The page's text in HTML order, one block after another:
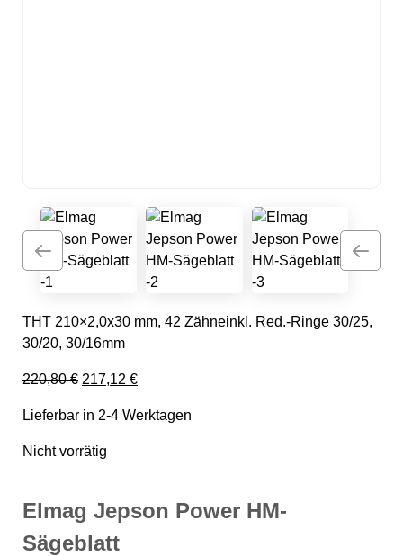
THT 210×2,0x30 mm, 42 Zähneinkl. Red.-Ringe 30/25,
30/20, 30/16mm
220,80€ Ursprünglicher Preis war: 220,80 €
217,12 €Aktueller Preis ist: 217,12 €.
Lieferbar in 2-4 Werktagen
Nicht vorrätig
Elmag Jepson Power HM-
Sägeblatt